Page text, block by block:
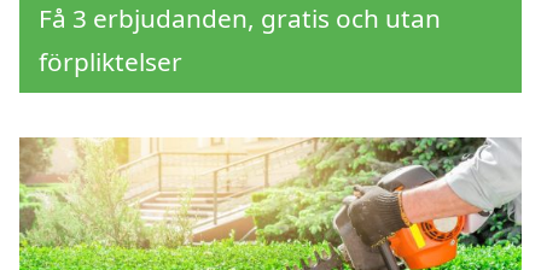
Få 3 erbjudanden, gratis och utan
förpliktelser